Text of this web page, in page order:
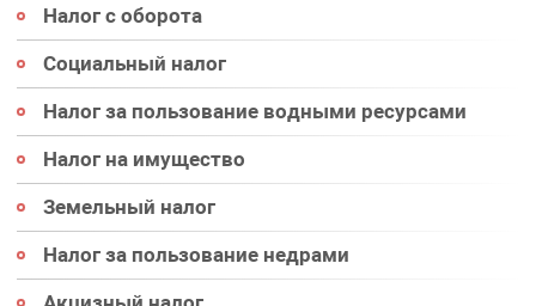
Налог с оборота
Социальный налог
Налог за пользование водными ресурсами
Налог на имущество
Земельный налог
Налог за пользование недрами